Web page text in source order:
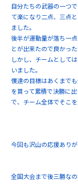
自分たちの武器の一つ
て楽になり二点、三点
ました。
後半が運動量が落ち一
とが出来たので良かった
しかし、チームとして
いました。
僕達の目標はあくまで
を貰って累積で決勝に
で、チーム全体でそこを
今回も沢山の応援ありが
全国大会まで後三勝な